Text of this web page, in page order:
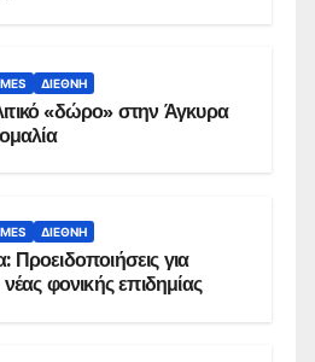
ΔΙΕΘΝΉ
«δώρο» στην Άγκυρα
ΔΙΕΘΝΉ
για
φονικής επιδημίας